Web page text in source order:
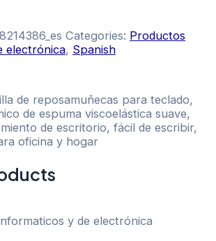
Categories: Productos
electrónica, Spanish
de reposamuñecas para teclado,
de espuma viscoelástica suave,
de escritorio, fácil de escribir,
oficina y hogar
y de electrónica